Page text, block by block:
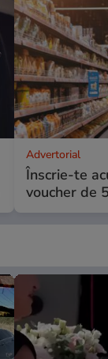
Advertorial
Înscrie-te
voucher de